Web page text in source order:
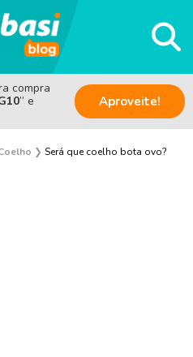
compra
” e
Aproveite!
❯ Será que coelho bota ovo?